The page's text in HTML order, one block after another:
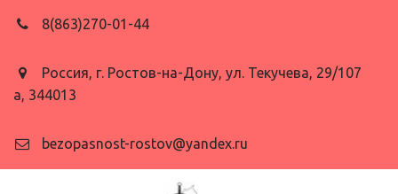
8(863)270-01-44
Россия, г. Ростов-на-Дону, ул. Текучева, 29/107
а, 344013
bezopasnost-rostov@yandex.ru